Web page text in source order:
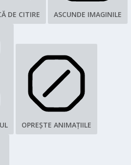
DE CITIRE ASCUNDE IMAGINILE
OPREȘTE ANIMAȚIILE